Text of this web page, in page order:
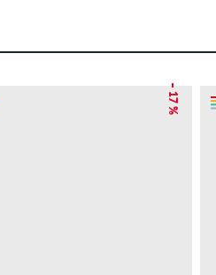
– 17 %